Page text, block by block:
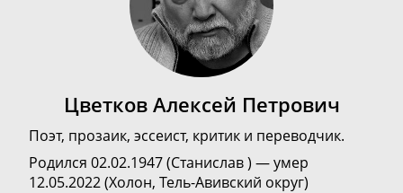
Цветков Алексей Петрович
Поэт, прозаик, эссеист, критик и переводчик.
Родился 02.02.1947 (Станислав ) — умер
12.05.2022 (Холон, Тель-Авивский округ)